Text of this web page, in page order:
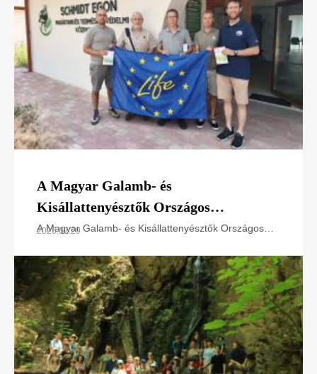
A Magyar Galamb- és
Kisállattenyésztők Országos
Szövetségének elnökével egyeztettünk
A Magyar Galamb- és Kisállattenyésztők Országos
Természetvédelmi Egyesület (MME) képviselői
nemrég az MME
2026.07.29